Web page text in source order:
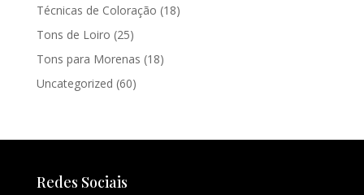
Técnicas de Coloração (18)
Tons de Loiro (25)
Tons para Morenas (18)
Uncategorized (60)
Redes Sociais